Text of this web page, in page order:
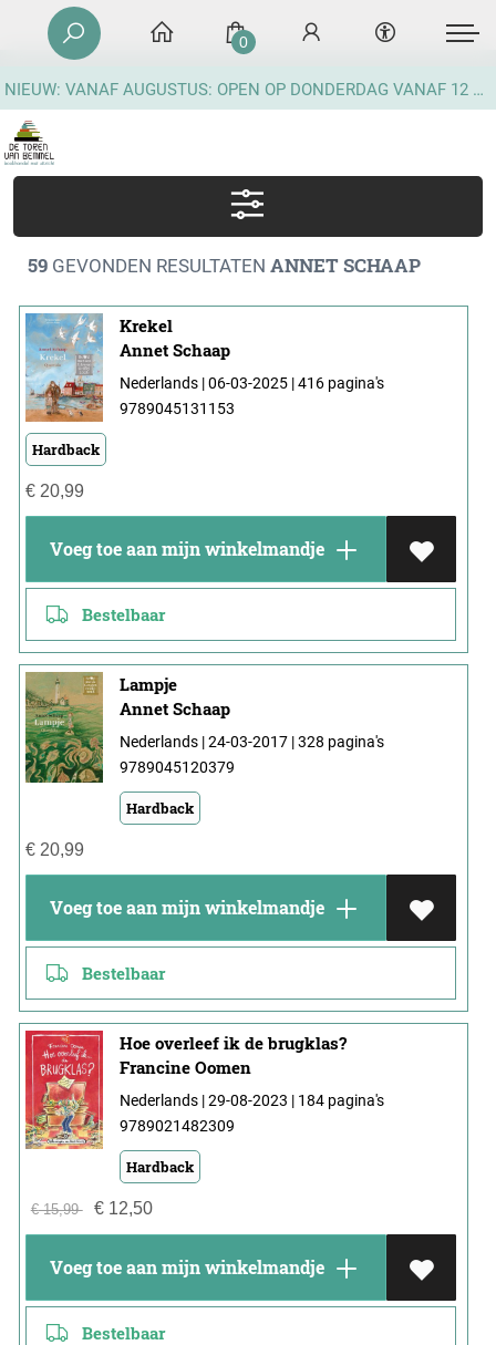
NIEUW: VANAF AUGUSTUS: OPEN OP DONDERDAG VANAF 12 UUR
0
59GEVONDEN RESULTATEN ANNET SCHAAP
Krekel
Annet Schaap
Nederlands | 06-03-2025 | 416 pagina's
9789045131153
Hardback
€20,99
Voeg toe aan mijn winkelmandje
Bestelbaar
Lampje
Annet Schaap
Nederlands | 24-03-2017 | 328 pagina's
9789045120379
Hardback
€20,99
Voeg toe aan mijn winkelmandje
Bestelbaar
Hoe overleef ik de brugklas?
Francine Oomen
Nederlands | 29-08-2023 | 184 pagina's
9789021482309
Hardback
€15,99 €12,50
Voeg toe aan mijn winkelmandje
Bestelbaar